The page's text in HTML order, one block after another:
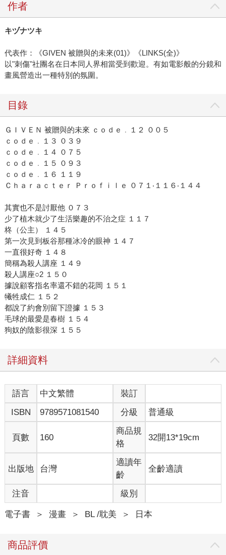
作者
キヅナツキ
代表作：《GIVEN 被贈與的未來(01)》《LINKS(全)》
以"刺傷"社團名在日本同人界相當受到歡迎。有如電影般的分鏡和
畫風營造出一種特別的氛圍。
目錄
ＧＩＶＥＮ 被贈與的未來 ｃｏｄｅ﹒１２ ００５
ｃｏｄｅ﹒１３ ０３９
ｃｏｄｅ﹒１４ ０７５
ｃｏｄｅ﹒１５ ０９３
ｃｏｄｅ﹒１６ １１９
Ｃｈａｒａｃｔｅｒ Ｐｒｏｆｉｌｅ ０７１‧１１６‧１４４
其實也不是討厭他 ０７３
少了植木就少了生活樂趣的不治之症 １１７
柊（公主） １４５
第一次見到板谷那種冰冷的眼神 １４７
一直很好奇 １４８
簡稱為殺人講座 １４９
殺人講座○2 １５０
據說顧客指名率還不錯的花岡 １５１
犧牲成仁 １５２
都說了約會別留下證據 １５３
毛球的最愛是春樹 １５４
狗奴的陰影很深 １５５
詳細資料
語言 中文繁體
裝訂
ISBN
9789571081540 分級 普通級
頁數 160
商品規
格
32開13*19cm
出版地 台灣
適讀年
齡
全齡適讀
注音 級別
電子書 ＞ 漫畫 ＞ BL /耽美 ＞ 日本
商品評價